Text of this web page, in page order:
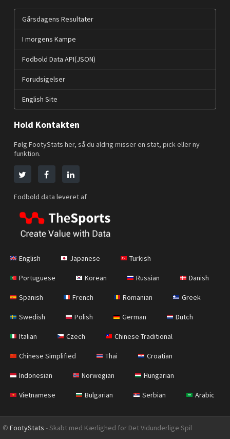
Gårsdagens Resultater
I morgens Kampe
Fodbold Data API(JSON)
Forudsigelser
English Site
Hold Kontakten
Følg FootyStats her, så du aldrig misser en stat, pick eller ny
funktion.
Fodbold data leveret af
English Japanese Turkish
Portuguese Korean Russian Danish
Spanish French Romanian Greek
Swedish Polish German Dutch
Italian Czech Chinese Traditional
Chinese Simplified Thai Croatian
Indonesian Norwegian Hungarian
Vietnamese Bulgarian Serbian Arabic
© FootyStats - Skabt med Kærlighed for Det Vidunderlige Spil